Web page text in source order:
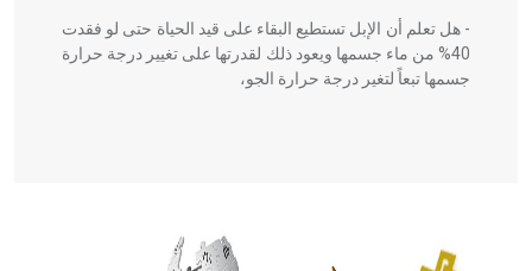
- هل تعلم أن الإبل تستطيع البقاء على قيد الحياة حتى لو فقدت
40% من ماء جسمها ويعود ذلك لقدرتها على تغيير درجة حرارة
جسمها تبعاً لتغير درجة حرارة الجو،
الحكم، الأدلة، تنظيم التغذية، ورسالته في جروح الرأس. ويعود
له الفضل بأنه حرر الطب من الدين والفلسفة.